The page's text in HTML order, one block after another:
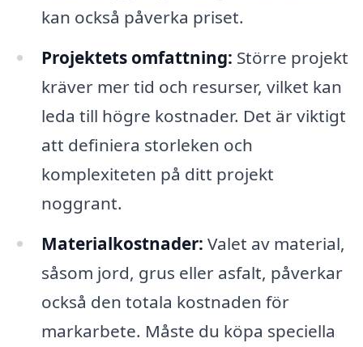
kan också påverka priset.
Projektets omfattning: Större projekt
kräver mer tid och resurser, vilket kan
leda till högre kostnader. Det är viktigt
att definiera storleken och
komplexiteten på ditt projekt
noggrant.
Materialkostnader: Valet av material,
såsom jord, grus eller asfalt, påverkar
också den totala kostnaden för
markarbete. Måste du köpa speciella